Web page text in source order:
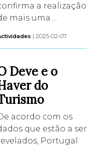
a realização
mais uma ...
| 2025-02-07
Deve e o
do
acordo com os
que estão a ser
Portugal